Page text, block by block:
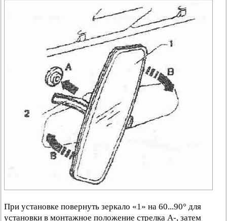
При установке повернуть зеркало «1» на 60...90° для
установки в монтажное положение стрелка А-, затем